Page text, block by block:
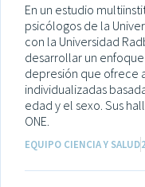
En un estudio
psicólogos de la
con la Universidad
desarrollar un
depresión que ofrece
individualizadas
edad y el sexo. Sus
ONE.
EQUIPO CIENCIA Y SALUD